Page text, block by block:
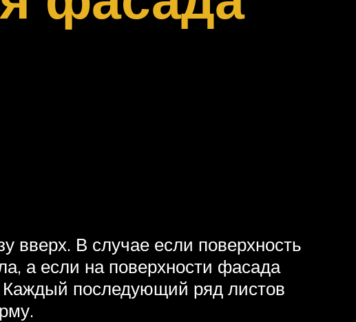
вверх. В случае если поверхность
а если на поверхности фасада
Каждый последующий ряд листов